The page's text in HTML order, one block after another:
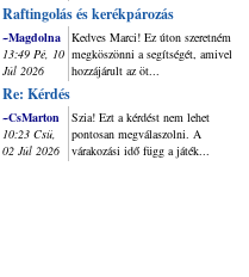
Raftingolás és kerékpározás
~Magdolna
13:49 Pé, 10
Júl 2026
Kedves Marci! Ez úton szeretném
megköszönni a segítségét, amivel
hozzájárult az öt...
Re: Kérdés
~CsMarton
10:23 Csü,
02 Júl 2026
Szia! Ezt a kérdést nem lehet
pontosan megválaszolni. A
várakozási idő függ a játék...